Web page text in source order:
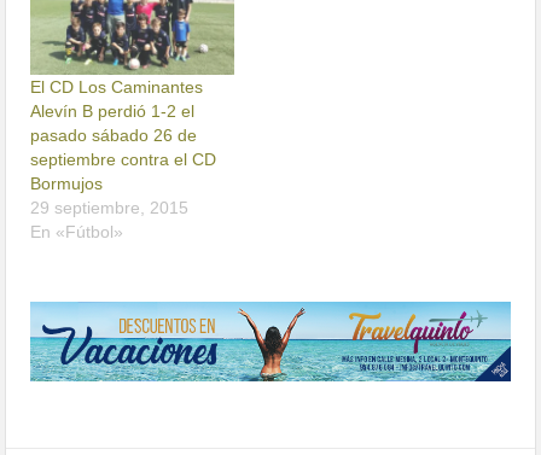
El CD Los Caminantes
Alevín B perdió 1-2 el
pasado sábado 26 de
septiembre contra el CD
Bormujos
29 septiembre, 2015
En «Fútbol»